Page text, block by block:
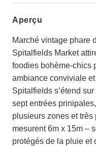
aperçu
Marché vintage phare
Spitalfields Market
foodies bohème-chics
ambiance conviviale
Spitalfields s’étend
sept entrées
plusieurs zones et
mesurent 6m x 15m –
protégés de la pluie et